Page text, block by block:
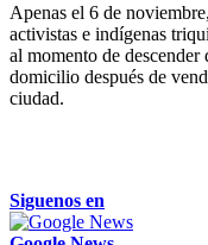
Apenas el 6 de
activistas e indígenas
al momento de descender
domicilio después de
ciudad.
Siguenos en